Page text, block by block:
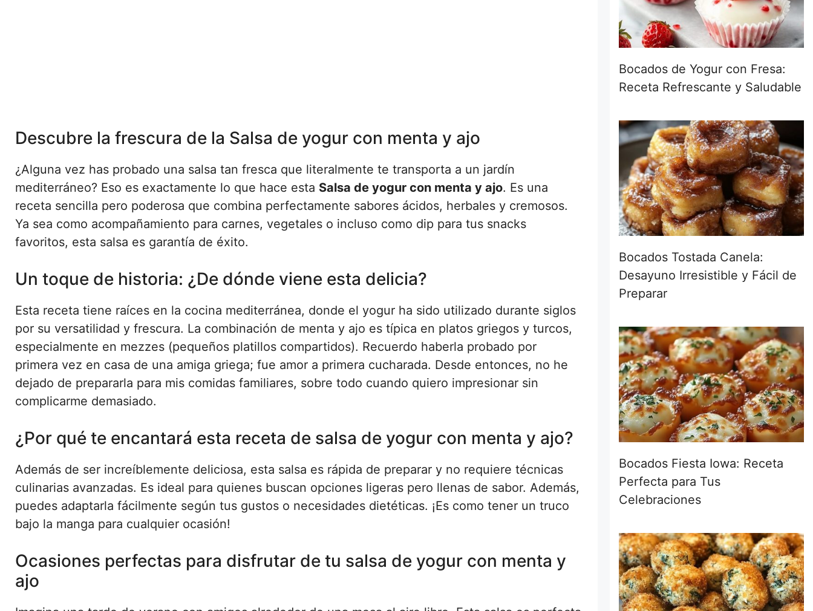
Descubre la frescura de la Salsa de yogur con menta y ajo
¿Alguna vez has probado una salsa tan fresca que literalmente te transporta a un jardín
mediterráneo? Eso es exactamente lo que hace esta Salsa de yogur con menta y ajo. Es una
receta sencilla pero poderosa que combina perfectamente sabores ácidos, herbales y cremosos.
Ya sea como acompañamiento para carnes, vegetales o incluso como dip para tus snacks
favoritos, esta salsa es garantía de éxito.
Un toque de historia: ¿De dónde viene esta delicia?
Esta receta tiene raíces en la cocina mediterránea, donde el yogur ha sido utilizado durante siglos
por su versatilidad y frescura. La combinación de menta y ajo es típica en platos griegos y turcos,
especialmente en mezzes (pequeños platillos compartidos). Recuerdo haberla probado por
primera vez en casa de una amiga griega; fue amor a primera cucharada. Desde entonces, no he
dejado de prepararla para mis comidas familiares, sobre todo cuando quiero impresionar sin
complicarme demasiado.
¿Por qué te encantará esta receta de salsa de yogur con menta y ajo?
Además de ser increíblemente deliciosa, esta salsa es rápida de preparar y no requiere técnicas
culinarias avanzadas. Es ideal para quienes buscan opciones ligeras pero llenas de sabor. Además,
puedes adaptarla fácilmente según tus gustos o necesidades dietéticas. ¡Es como tener un truco
bajo la manga para cualquier ocasión!
Ocasiones perfectas para disfrutar de tu salsa de yogur con menta y
ajo
Bocados de Yogur con Fresa:
Receta Refrescante y Saludable
Bocados Tostada Canela:
Desayuno Irresistible y Fácil de
Preparar
Bocados Fiesta Iowa: Receta
Perfecta para Tus
Celebraciones